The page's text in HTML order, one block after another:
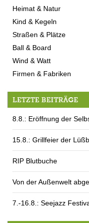
Heimat & Natur
Kind & Kegeln
Straßen & Plätze
Ball & Board
Wind & Watt
Firmen & Fabriken
LETZTE BEITRÄGE
8.8.: Eröffnung der
15.8.: Grillfeier der
RIP Blutbuche
Von der Außenwelt
7.-16.8.: Seejazz